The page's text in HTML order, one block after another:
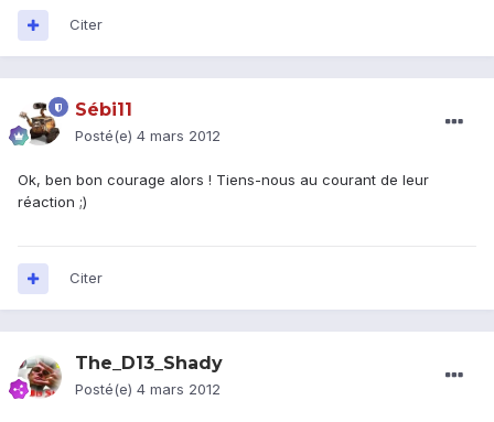
Citer
Sébi11
Posté(e) 4 mars 2012
Ok, ben bon courage alors ! Tiens-nous au courant de leur
réaction ;)
Citer
The_D13_Shady
Posté(e) 4 mars 2012